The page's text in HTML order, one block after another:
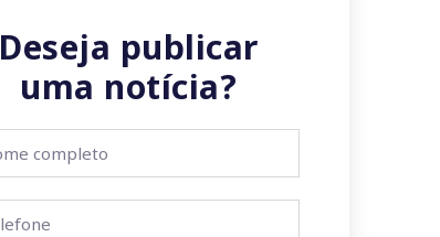
Deseja publicar
uma notícia?